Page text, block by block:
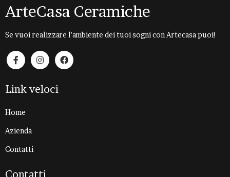
ArteCasa Ceramiche
Se vuoi realizzare l'ambiente dei tuoi sogni con Artecasa puoi!
Link veloci
Home
Azienda
Contatti
Contatti